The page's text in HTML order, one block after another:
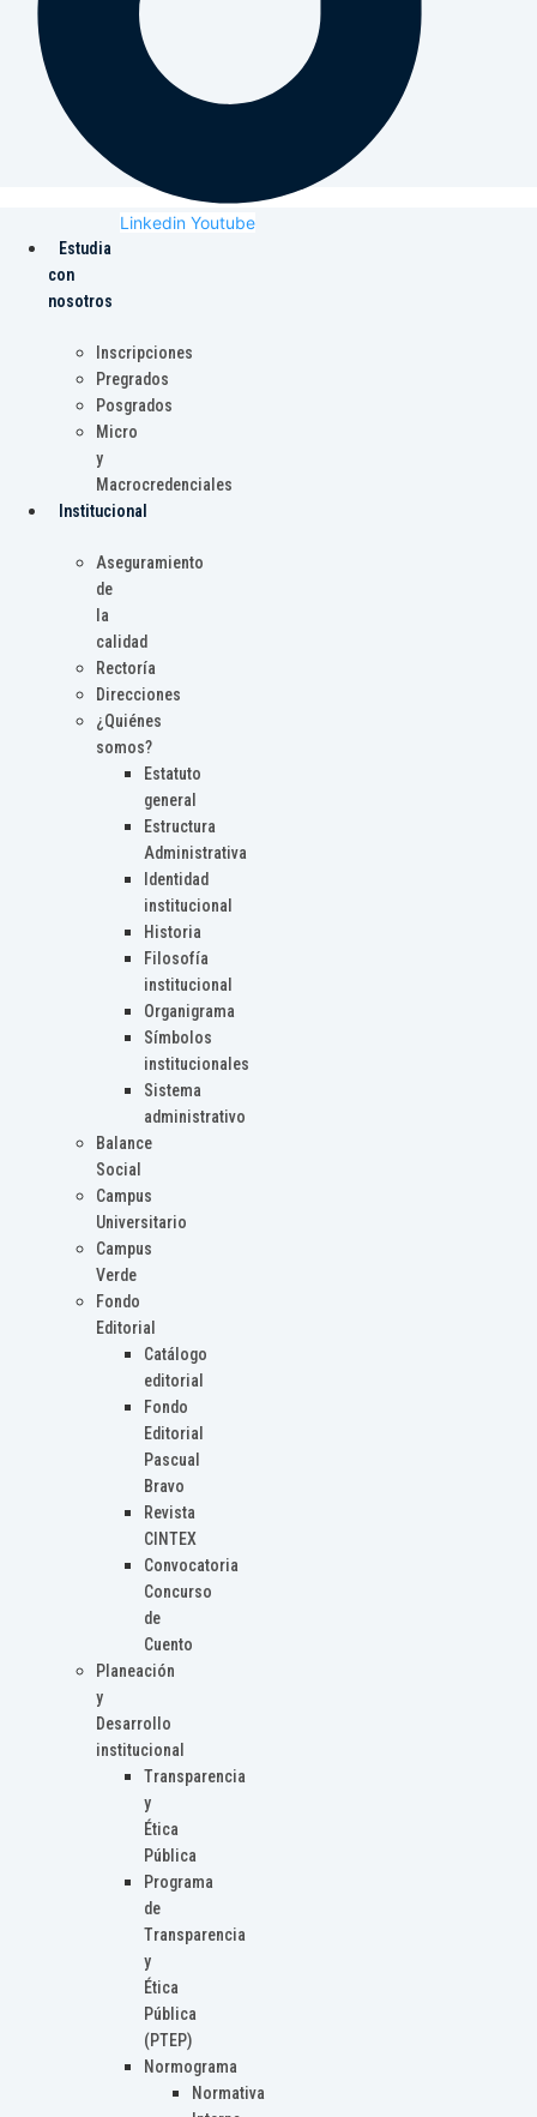
Linkedin Youtube
Estudia
con
nosotros
Inscripciones
Pregrados
Posgrados
Micro
y
Macrocredenciales
Institucional
Aseguramiento
de
la
calidad
Rectoría
Direcciones
¿Quiénes
somos?
Estatuto
general
Estructura
Administrativa
Identidad
institucional
Historia
Filosofía
institucional
Organigrama
Símbolos
institucionales
Sistema
administrativo
Balance
Social
Campus
Universitario
Campus
Verde
Fondo
Editorial
Catálogo
editorial
Fondo
Editorial
Pascual
Bravo
Revista
CINTEX
Convocatoria
Concurso
de
Cuento
Planeación
y
Desarrollo
institucional
Transparencia
y
Ética
Pública
Programa
de
Transparencia
y
Ética
Pública
(PTEP)
Normograma
Normativa